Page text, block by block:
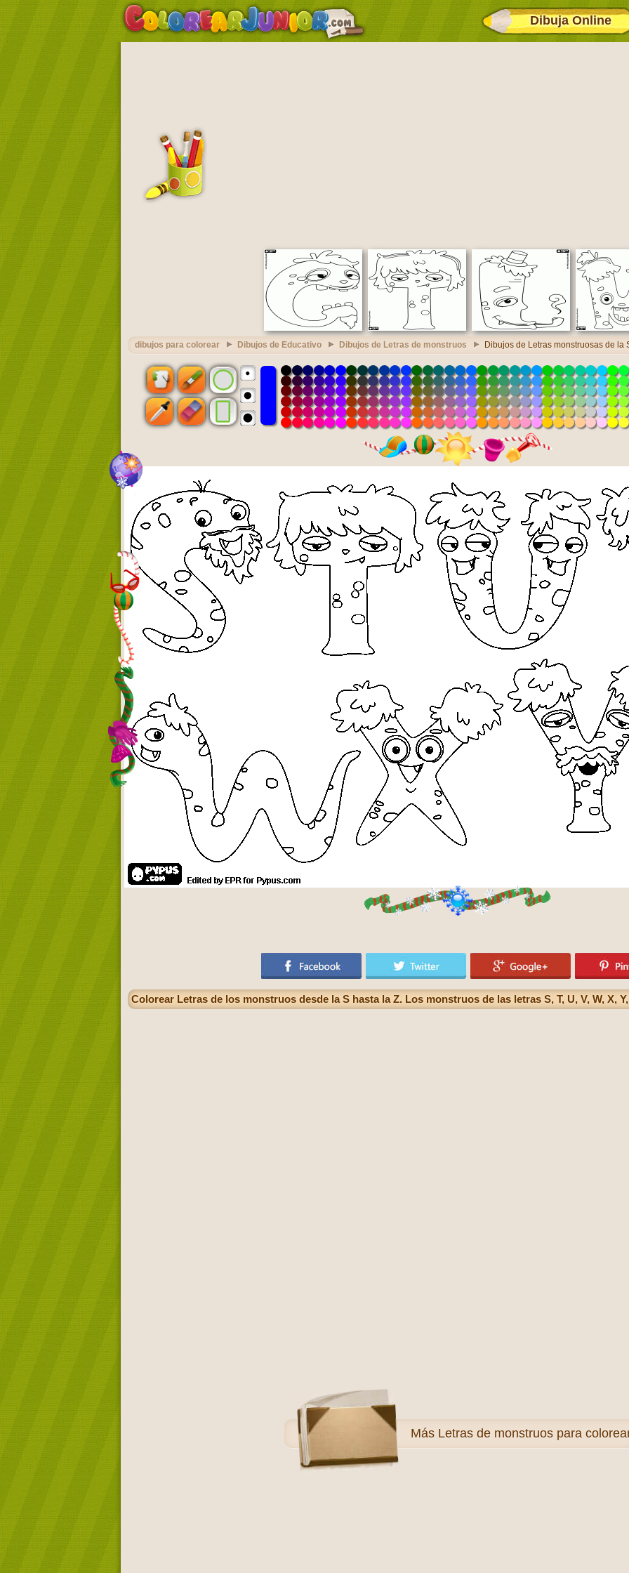
Dibuja Online
dibujos para colorear Dibujos de Educativo Dibujos de Letras de monstruos Dibujos de Letras monstruosas de la
Colorear Letras de los monstruos desde la S hasta la Z. Los monstruos de las letras S, T, U, V, W, X,
Más Letras de monstruos para